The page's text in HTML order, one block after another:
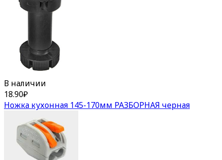
В наличии
18.90₽
Ножка кухонная 145-170мм РАЗБОРНАЯ черная